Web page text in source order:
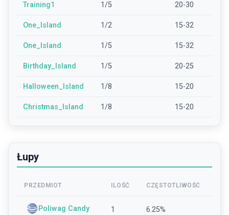
Training1 1/5 20-30
One_Island 1/2 15-32
One_Island 1/5 15-32
Birthday_Island 1/5 20-25
Halloween_Island 1/8 15-20
Christmas_Island 1/8 15-20
Łupy
PRZEDMIOT ILOŚĆ CZĘSTOTLIWOŚĆ
Poliwag Candy 1 6.25%